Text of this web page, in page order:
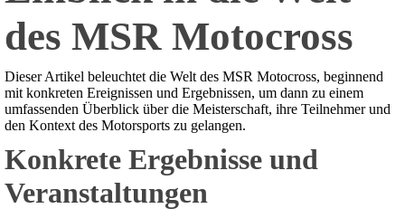
des MSR Motocross
Dieser Artikel beleuchtet die Welt des MSR Motocross, beginnend
mit konkreten Ereignissen und Ergebnissen, um dann zu einem
umfassenden Überblick über die Meisterschaft, ihre Teilnehmer und
den Kontext des Motorsports zu gelangen.
Konkrete Ergebnisse und
Veranstaltungen